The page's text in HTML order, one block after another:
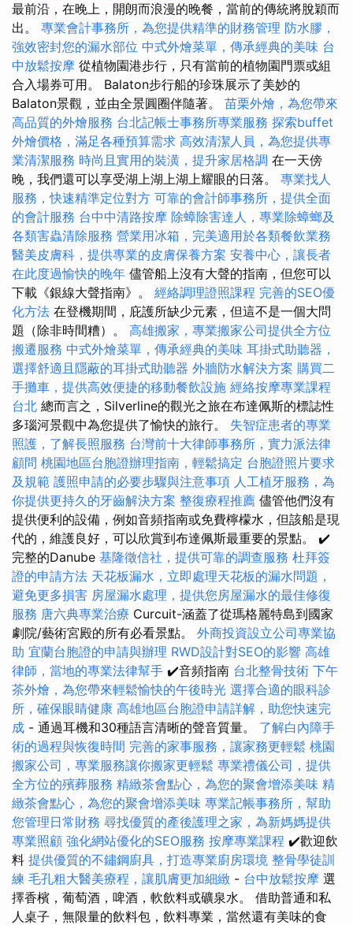
最前沿，在晚上，開朗而浪漫的晚餐，當前的傳統將脫穎而
出。 專業會計事務所，為您提供精準的財務管理 防水膠，
強效密封您的漏水部位 中式外燴菜單，傳承經典的美味 台
中放鬆按摩 從植物園港步行，只有當前的植物園門票或組
合入場券可用。 Balaton步行船的珍珠展示了美妙的
Balaton景觀，並由全景圓圈伴隨著。 苗栗外燴，為您帶來
高品質的外燴服務 台北記帳士事務所專業服務 探索buffet
外燴價格，滿足各種預算需求 高效清潔人員，為您提供專
業清潔服務 時尚且實用的裝潢，提升家居格調 在一天傍
晚，我們還可以享受湖上湖上湖上耀眼的日落。 專業找人
服務，快速精準定位對方 可靠的會計師事務所，提供全面
的會計服務 台中中清路按摩 除蟑除害達人，專業除蟑螂及
各類害蟲清除服務 營業用冰箱，完美適用於各類餐飲業務
醫美皮膚科，提供專業的皮膚保養方案 安養中心，讓長者
在此度過愉快的晚年 儘管船上沒有大聲的​​指南，但您可以
下載《銀線大聲指南》。 經絡調理證照課程 完善的SEO優
化方法 在登機期間，庇護所缺少元素，但這不是一個大問
題（除非時間糟）。 高雄搬家，專業搬家公司提供全方位
搬遷服務 中式外燴菜單，傳承經典的美味 耳掛式助聽器，
選擇舒適且隱蔽的耳掛式助聽器 外牆防水解決方案 購買二
手攤車，提供高效便捷的移動餐飲設施 經絡按摩專業課程
台北 總而言之，Silverline的觀光之旅在布達佩斯的標誌性
多瑙河景觀中為您提供了愉快的旅行。 失智症患者的專業
照護，了解長照服務 台灣前十大律師事務所，實力派法律
顧問 桃園地區台胞證辦理指南，輕鬆搞定 台胞證照片要求
及規範 護照申請的必要步驟與注意事項 人工植牙服務，為
你提供更持久的牙齒解決方案 整復療程推薦 儘管他們沒有
提供便利的設備，例如音頻指南或免費檸檬水，但該船是現
代的，維護良好，可以欣賞到布達佩斯最重要的景點。 ✔️
完整的Danube 基隆徵信社，提供可靠的調查服務 杜拜簽
證的申請方法 天花板漏水，立即處理天花板的漏水問題，
避免更多損害 房屋漏水處理，提供您房屋漏水的最佳修復
服務 唐六典專業治療 Curcuit-涵蓋了從瑪格麗特島到國家
劇院/藝術宮殿的所有必看景點。 外商投資設立公司專業協
助 宜蘭台胞證的申請與辦理 RWD設計對SEO的影響 高雄
律師，當地的專業法律幫手 ✔️音頻指南 台北整骨技術 下午
茶外燴，為您帶來輕鬆愉快的午後時光 選擇合適的眼科診
所，確保眼睛健康 高雄地區台胞證申請詳解，助您快速完
成 - 通過耳機和30種語言清晰的聲音質量。 了解白內障手
術的過程與恢復時間 完善的家事服務，讓家務更輕鬆 桃園
搬家公司，專業服務讓你搬家更輕鬆 專業禮儀公司，提供
全方位的殯葬服務 精緻茶會點心，為您的聚會增添美味 精
緻茶會點心，為您的聚會增添美味 專業記帳事務所，幫助
您管理日常財務 尋找優質的產後護理之家，為新媽媽提供
專業照顧 強化網站優化的SEO服務 按摩專業課程 ✔️歡迎飲
料 提供優質的不鏽鋼廚具，打造專業廚房環境 整骨學徒訓
練 毛孔粗大醫美療程，讓肌膚更加細緻 - 台中放鬆按摩 選
擇香檳，葡萄酒，啤酒，軟飲料或礦泉水。 借助普通和私
人桌子，無限量的飲料包，飲料專業，當然還有美味的食